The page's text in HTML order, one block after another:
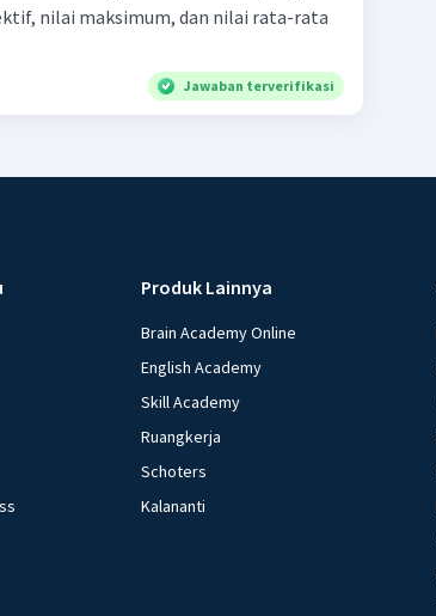
nilai maksimum, dan nilai rata-rata
Jawaban terverifikasi
Produk Lainnya
Brain Academy Online
English Academy
Skill Academy
Ruangkerja
Schoters
Kalananti